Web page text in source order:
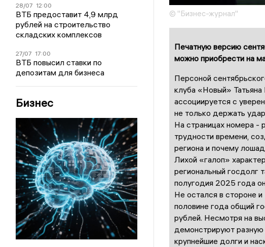
28/07 12:00
ВТБ предоставит 4,9 млрд
рублей на строительство
складских комплексов
27/07 17:00
ВТБ повысил ставки по
депозитам для бизнеса
Бизнес
© "Бизнес-журнал"
Печатную версию
можно приобрести на
Персоной
клуба «Новый»
ассоциируется с
не только держать
На страницах номера -
трудности времени,
региона и почему
Лихой «галоп»
региональный госдолг
полугодия 2025 года
Не остался в стороне
половине года общий
рублей. Несмотря на
демонстрируют
крупнейшие долги и